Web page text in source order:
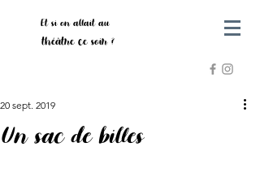
Et si on allait au
théâtre ce soir ?
Un sac de billes
20 sept. 2019